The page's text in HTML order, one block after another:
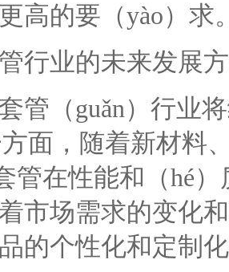
高的要（yào）求
行业的未来发展
管（guǎn）行业
方面，随着新材
管在性能和（hé
市场需求的变化
的个性化和定制